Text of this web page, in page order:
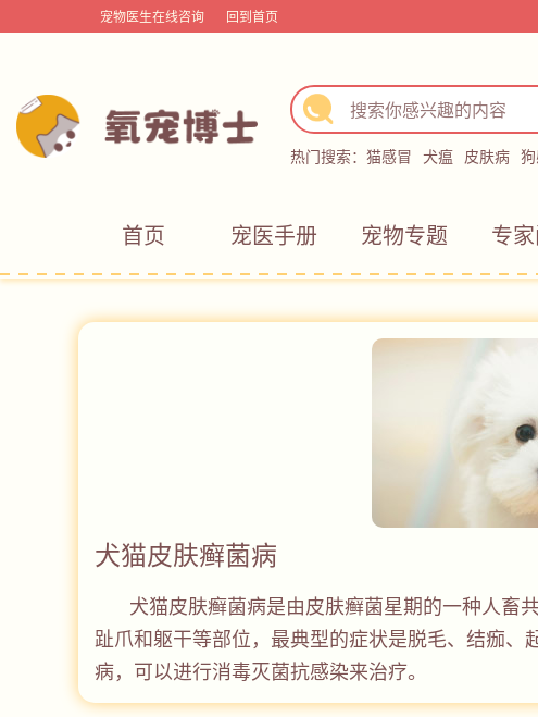
宠物医生在线咨询 回到首页
热门搜索： 猫感冒 犬瘟 皮肤病
首页 宠医手册 宠物专题 专
犬猫皮肤癣菌病
犬猫皮肤癣菌病是由皮肤癣菌星期的一种人畜
趾爪和躯干等部位，最典型的症状是脱毛、结痂
病，可以进行消毒灭菌抗感染来治疗。